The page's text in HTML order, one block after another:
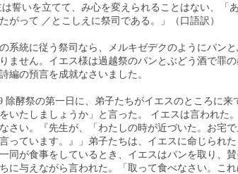
誓いを立てて、み心を変えられることはない、「
たがって ／とこしえに祭司である。」（口語訳）
系統に従う祭司なら、メルキゼデクのようにパン
ません。イエス様は過越祭のパンとぶどう酒で罪
編の預言を成就なさいました。
除酵祭の第一日に、弟子たちがイエスのところに
いたしましょうか」と言った。 イエスは言われた
さい。『先生が、「わたしの時が近づいた。お宅
っています。』」弟子たちは、イエスに命じられ
同が食事をしているとき、イエスはパンを取り、
に与えながら言われた。「取って食べなさい。こ